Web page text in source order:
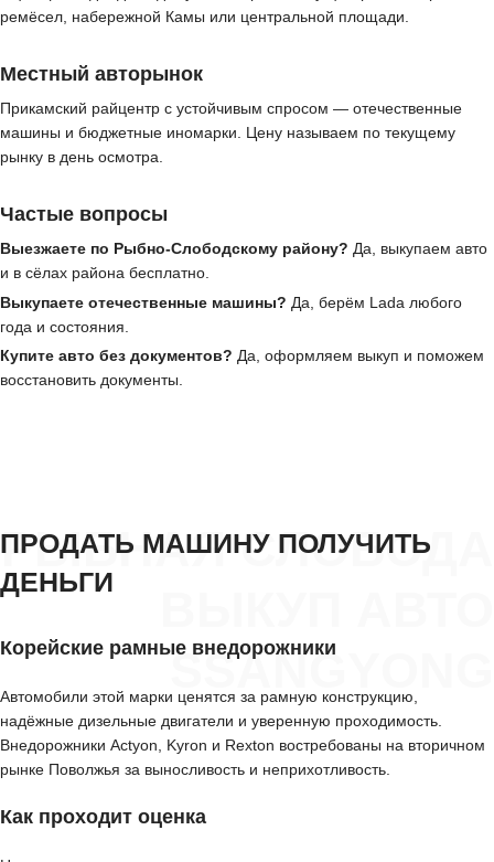
ремёсел, набережной Камы или центральной площади.
Местный авторынок
Прикамский райцентр с устойчивым спросом — отечественные
машины и бюджетные иномарки. Цену называем по текущему
рынку в день осмотра.
Частые вопросы
Выезжаете по Рыбно-Слободскому району? Да, выкупаем авто
и в сёлах района бесплатно.
Выкупаете отечественные машины? Да, берём Lada любого
года и состояния.
Купите авто без документов? Да, оформляем выкуп и поможем
восстановить документы.
РЫБНАЯ СЛОБОДА
SSANGYONG
ПРОДАТЬ МАШИНУ ПОЛУЧИТЬ
ДЕНЬГИ
Корейские рамные внедорожники
Автомобили этой марки ценятся за рамную конструкцию,
надёжные дизельные двигатели и уверенную проходимость.
Внедорожники Actyon, Kyron и Rexton востребованы на вторичном
рынке Поволжья за выносливость и неприхотливость.
Как проходит оценка